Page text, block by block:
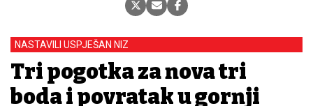
NASTAVILI USPJEŠAN NIZ
Tri pogotka za nova tri
boda i povratak u gornji